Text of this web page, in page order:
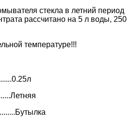
стекла в летний период
рассчитано на 5 л воды, 250
температуре!!!